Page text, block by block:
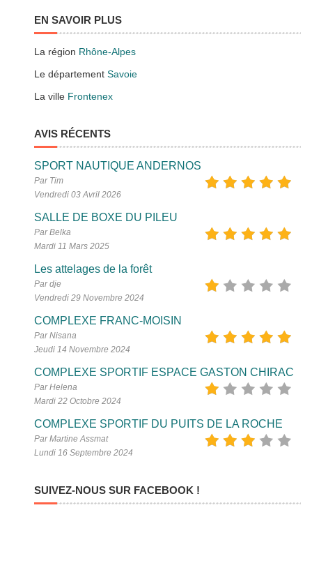
EN SAVOIR PLUS
La région Rhône-Alpes
Le départementSavoie
La ville Frontenex
AVIS RÉCENTS
SPORT NAUTIQUE ANDERNOS
Par Tim
Vendredi 03 Avril 2026
SALLE DE BOXE DU PILEU
Par Belka
Mardi 11 Mars 2025
Les attelages de la forêt
Par dje
Vendredi 29 Novembre 2024
COMPLEXE FRANC-MOISIN
Par Nisana
Jeudi 14 Novembre 2024
COMPLEXE SPORTIF ESPACE GASTON CHIRAC
Par Helena
Mardi 22 Octobre 2024
COMPLEXE SPORTIF DU PUITS DE LA ROCHE
Par Martine Assmat
Lundi 16 Septembre 2024
SUIVEZ-NOUS SUR FACEBOOK !